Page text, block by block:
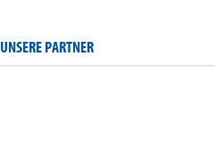
UNSERE PARTNER